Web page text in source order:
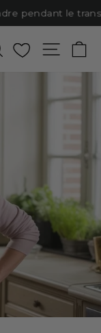
le
Rechercher
Favoris